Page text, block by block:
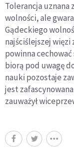
Tolerancja uznana
wolności, ale
Gądeckiego
najściślejszej
powinna
biorą pod uwagę
nauki pozostaje
jest
zauważył